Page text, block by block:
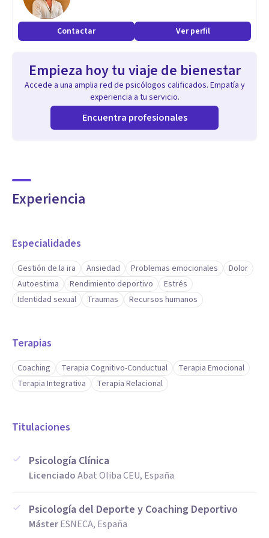
Demos el primer paso juntos: ¡Escríbeme y reservamos tu
espacio!
Contactar Ver perfil
Empieza hoy tu viaje de bienestar
Accede a una amplia red de psicólogos calificados. Empatía y
experiencia a tu servicio.
Encuentra profesionales
Experiencia
Especialidades
Gestión de la ira Ansiedad Problemas emocionales
Dolor
Autoestima
Rendimiento deportivo
Estrés
Identidad sexual
Traumas Recursos humanos
Terapias
Coaching Terapia Cognitivo-Conductual
Terapia Emocional
Terapia Integrativa
Terapia Relacional
Titulaciones
Psicología Clínica
LicenciadoAbat Oliba CEU, España
Psicología del Deporte y Coaching Deportivo
MásterESNECA, España